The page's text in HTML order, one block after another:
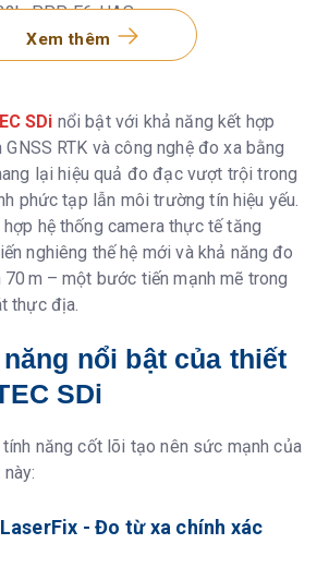
PPP, E6-HAS
1-20Hz
H: 0.40m (RMS); V: 0.80m (RMS
2.5mm±0.5ppm (RMS); V:
(RMS)
8mm±1ppm (RMS); V: 15mm±1ppm
8mm±0.5ppm (RMS); V:
(RMS)
120º
2cm trong phạm vi 60º
2, tia đỏ
0.7 - 70 m
2 mm
Xem thêm
SDi nổi bật với khả năng kết hợp
RTK và công nghệ đo xa bằng
lại hiệu quả đo đạc vượt trội trong
phức tạp lẫn môi trường tín hiệu yếu.
hệ thống camera thực tế tăng
nghiêng thế hệ mới và khả năng đo
m – một bước tiến mạnh mẽ trong
thực địa.
nổi bật của thiết
SDi
năng cốt lõi tạo nên sức mạnh của
này:
- Đo từ xa chính xác